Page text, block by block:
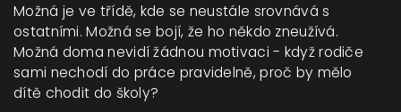
Možná je ve třídě, kde se neustále srovnává s
ostatními. Možná se bojí, že ho někdo zneužívá.
Možná doma nevidí žádnou motivaci - když rodiče
sami nechodí do práce pravidelně, proč by mělo
dítě chodit do školy?